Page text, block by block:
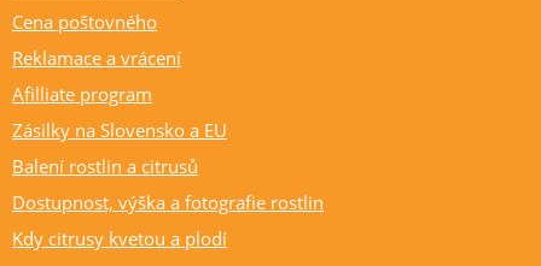
Cena poštovného
Reklamace a vrácení
Afilliate program
Zásilky na Slovensko a EU
Balení rostlin a citrusů
Dostupnost, výška a fotografie rostlin
Kdy citrusy kvetou a plodí